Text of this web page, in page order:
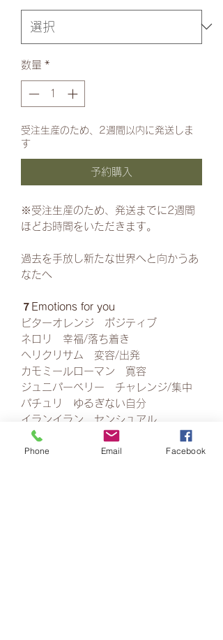
数量 *
受注生産のため、2週間以内に発送しま
す
予約購入
※受注生産のため、発送までに2週間
ほどお時間をいただきます。
過去を手放し新たな世界へと向かうあ
なたへ
７Emotions for you
ビターオレンジ ポジティブ
ネロリ 幸福/落ち着き
ヘリクリサム 変容/出発
カモミールローマン 寛容
ジュニパーベリー チャレンジ/集中
パチュリ ゆるぎない自分
イランイラン センシュアル
☽AEAJ認定アロマブレンドデザイナー
Phone Email Facebook